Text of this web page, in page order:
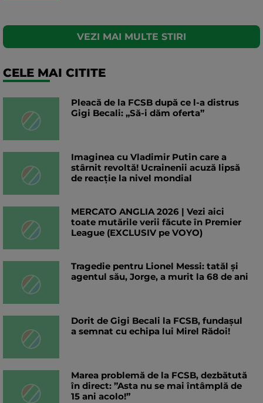
VEZI MAI MULTE STIRI
CELE MAI CITITE
Pleacă de la FCSB după ce l-a distrus
Gigi Becali: „Să-i dăm oferta”
Imaginea cu Vladimir Putin care a
stârnit revoltă! Ucrainenii acuză lipsă
de reacție la nivel mondial
MERCATO ANGLIA 2026 | Vezi aici
toate mutările verii făcute în Premier
League (EXCLUSIV pe VOYO)
Tragedie pentru Lionel Messi: tatăl și
agentul său, Jorge, a murit la 68 de ani
Dorit de Gigi Becali la FCSB, fundașul
a semnat cu echipa lui Mirel Rădoi!
Marea problemă de la FCSB, dezbătută
în direct: ”Asta nu se mai întâmplă de
15 ani acolo!”